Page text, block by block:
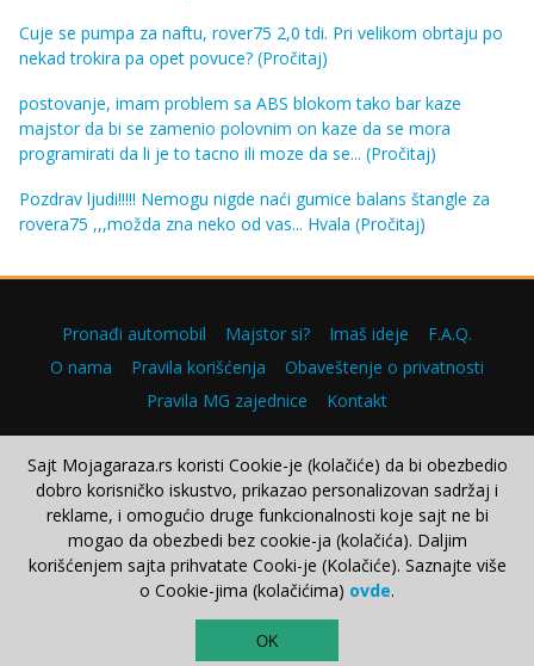
Cuje se pumpa za naftu, rover75 2,0 tdi. Pri velikom obrtaju po
nekad trokira pa opet povuce? (Pročitaj)
postovanje, imam problem sa ABS blokom tako bar kaze
majstor da bi se zamenio polovnim on kaze da se mora
programirati da li je to tacno ili moze da se... (Pročitaj)
Pozdrav ljudi!!!!! Nemogu nigde naći gumice balans štangle za
rovera75 ,,,možda zna neko od vas... Hvala (Pročitaj)
Pronađi automobil Majstor si? Imaš ideje
F.A.Q.
O nama
Pravila korišćenja
Obaveštenje o privatnosti
Pravila MG zajednice
Kontakt
Copyright © 2000–2026.
Sajt Mojagaraza.rs koristi Cookie-je (kolačiće) da bi obezbedio
dobro korisničko iskustvo, prikazao personalizovan sadržaj i
reklame, i omogućio druge funkcionalnosti koje sajt ne bi
mogao da obezbedi bez cookie-ja (kolačića). Daljim
korišćenjem sajta prihvatate Cooki-je (Kolačiće). Saznajte više
o Cookie-jima (kolačićima) ovde.
OK